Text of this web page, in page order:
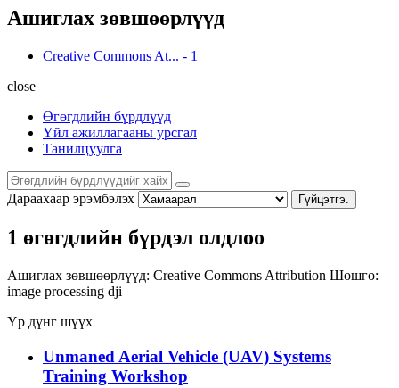
Ашиглах зөвшөөрлүүд
Creative Commons At... - 1
close
Өгөгдлийн бүрдлүүд
Үйл ажиллагааны урсгал
Танилцуулга
Дараахаар эрэмбэлэх Гүйцэтгэ.
1 өгөгдлийн бүрдэл олдлоо
Ашиглах зөвшөөрлүүд: Creative Commons Attribution Шошго:
image processing dji
Үр дүнг шүүх
Unmaned Aerial Vehicle (UAV) Systems
Training Workshop